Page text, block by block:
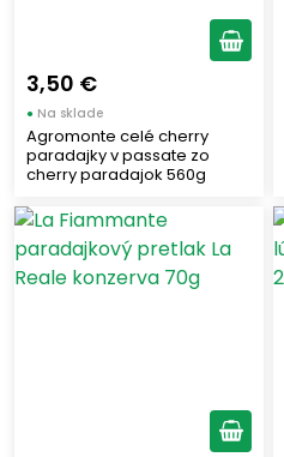
3,50 €
● Na sklade
Agromonte celé cherry
paradajky v passate zo
cherry paradajok 560g